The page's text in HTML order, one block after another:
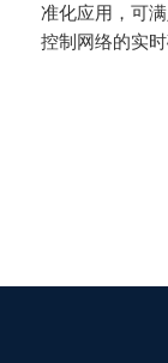
准化应用，可
控制网络的实